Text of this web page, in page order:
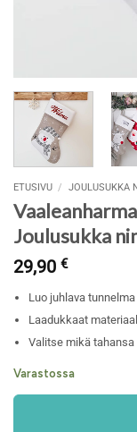
ETUSIVU / JOULUSUKKA
Joulusukka
29,90 €
Luo juhlava
Laadukkaat
Valitse mikä
Varastossa